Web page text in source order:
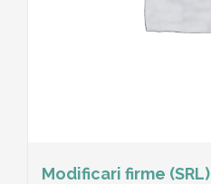
Modificari firme (SRL)